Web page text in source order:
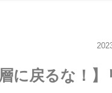
層に戻るな！